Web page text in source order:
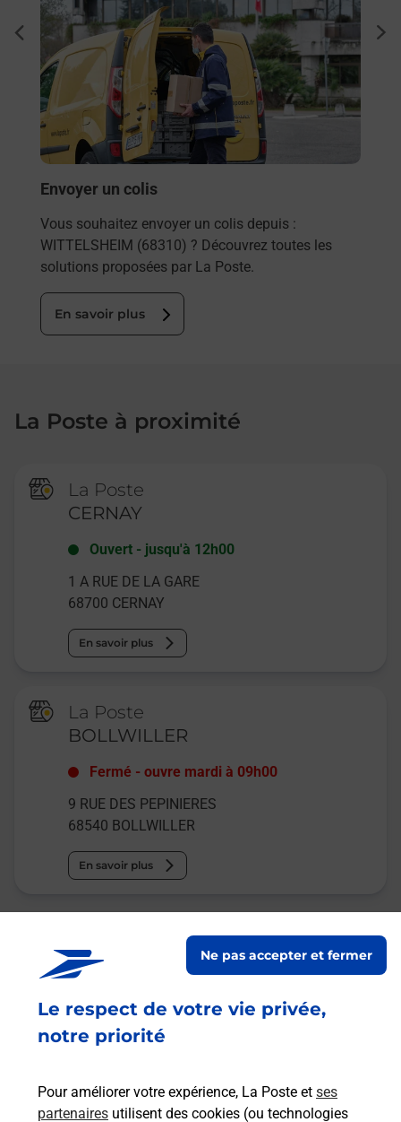
Le respect de votre vie privée,
notre priorité
Pour améliorer votre expérience, La Poste et ses
partenaires utilisent des cookies (ou technologies
Ne pas accepter et fermer
Envoyer un colis
Vous souhaitez envoyer un colis depuis :
WITTELSHEIM (68310) ? Découvrez toutes les
solutions proposées par La Poste.
En savoir plus
La Poste à proximité
La Poste
CERNAY
Ouvert - jusqu'à 12h00
1 A RUE DE LA GARE
68700 CERNAY
En savoir plus
La Poste
BOLLWILLER
Fermé -ouvre mardi à 09h00
9 RUE DES PEPINIERES
68540 BOLLWILLER
En savoir plus
La Poste
en ligne
Ouvert 24h/24